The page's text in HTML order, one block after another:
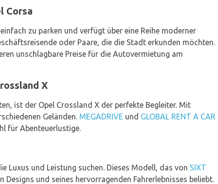
Corsa
zu parken und verfügt über eine Reihe moderner
oder Paare, die die Stadt erkunden möchten.
unschlagbare Preise für die Autovermietung am
X
ist der Opel Crossland X der perfekte Begleiter. Mit
Geländen. MEGADRIVE und GLOBAL RENT A CAR
für Abenteuerlustige.
Luxus und Leistung suchen. Dieses Modell, das von SIXT
und seines hervorragenden Fahrerlebnisses beliebt.